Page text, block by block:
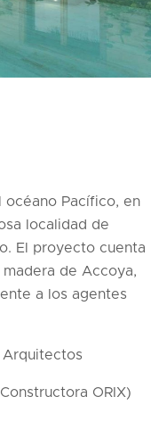
océano Pacífico, en
localidad de
El proyecto cuenta
de Accoya,
a los agentes
Arquitectos
ORIX)